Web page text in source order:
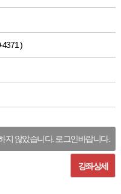
)
지 않았습니다. 로그인바랍니다.
강좌상세